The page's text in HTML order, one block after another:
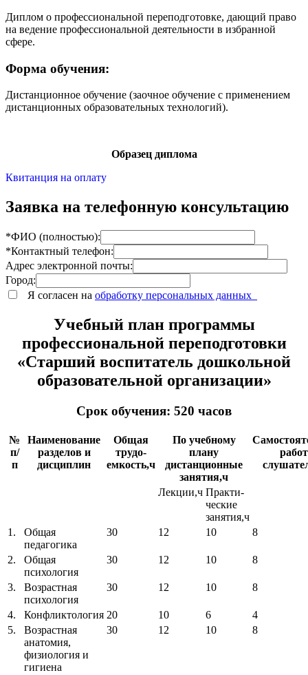
Диплом о профессиональной переподготовке, дающий право
на ведение профессиональной деятельности в избранной
сфере.
Форма обучения:
Дистанционное обучение (заочное обучение с применением
дистанционных образовательных технологий).
Образец диплома
Квитанция на оплату
Заявка на телефонную консультацию
*ФИО (полностью):
*Контактный телефон:
Адрес электронной почты:
Город:
Я согласен на обработку персональных данных
Учебный план программы
профессиональной переподготовки
«Старший воспитатель дошкольной
образовательной организации»
Срок обучения: 520 часов
№
п/
п
Наименование
разделов и
дисциплин
Общая
трудо-
емкость,ч
По учебному
плану
дистанционные
занятия,ч
Лекции,ч Практи-
ческие
занятия,ч
1.
Общая
педагогика
30 12 10 8
2.
Общая
психология
30 12 10 8
3.
Возрастная
психология
30 12 10 8
4. Конфликтология 20 10 6
4
5.
Возрастная
анатомия,
физиология и
гигиена
30 12 10 8